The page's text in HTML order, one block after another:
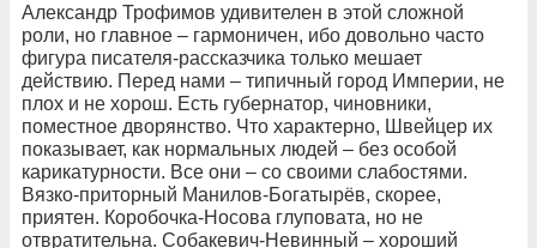
Александр Трофимов удивителен в этой сложной
роли, но главное – гармоничен, ибо довольно часто
фигура писателя-рассказчика только мешает
действию. Перед нами – типичный город Империи, не
плох и не хорош. Есть губернатор, чиновники,
поместное дворянство. Что характерно, Швейцер их
показывает, как нормальных людей – без особой
карикатурности. Все они – со своими слабостями.
Вязко-приторный Манилов-Богатырёв, скорее,
приятен. Коробочка-Носова глуповата, но не
отвратительна. Собакевич-Невинный – хороший